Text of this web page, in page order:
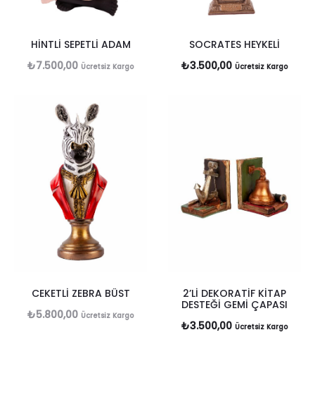
HİNTLİ SEPETLİ ADAM
₺7.500,00 Ücretsiz Kargo
SOCRATES HEYKELİ
₺3.500,00 Ücretsiz Kargo
CEKETLİ ZEBRA BÜST
₺5.800,00 Ücretsiz Kargo
2’Lİ DEKORATİF KİTAP
DESTEĞİ GEMİ ÇAPASI
₺3.500,00 Ücretsiz Kargo